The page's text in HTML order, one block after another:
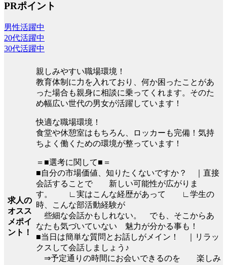
PRポイント
男性活躍中
20代活躍中
30代活躍中
求人の
オスス
メポイ
ント！
親しみやすい職場環境！
教育体制に力を入れており、何か困ったことがあ
った場合も親身に相談に乗ってくれます。そのた
め幅広い世代の男女が活躍しています！
快適な職場環境！
食堂や休憩室はもちろん、ロッカーも完備！気持
ちよく働くための環境が整っています！
＝■選考に関して■＝
■自分の市場価値、知りたくないですか？ ｜直接
会話することで 新しい可能性が広がりま
す。 ∟実はこんな経歴があって ∟学生の
時、こんな部活動経験が
些細な会話かもしれない。 でも、そこからあ
なたも気づいていない 魅力が分かる事も！
■当日は簡単な質問とお話しがメイン！ ｜リラッ
クスして会話しましょう♪
⇒予定通りの時間にお会いできるのを 楽しみ